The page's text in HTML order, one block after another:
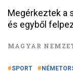
Megérkeztek a
és egyből
MAGYAR
SPORT